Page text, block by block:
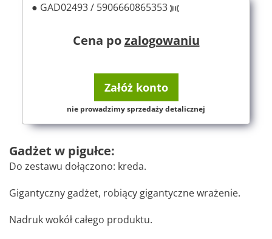
● GAD02493 / 5906660865353
Cena pozalogowaniu
Załóż konto
nie prowadzimy sprzedaży detalicznej
Gadżet w pigułce:
Do zestawu dołączono: kreda.
Gigantyczny gadżet, robiący gigantyczne wrażenie.
Nadruk wokół całego produktu.